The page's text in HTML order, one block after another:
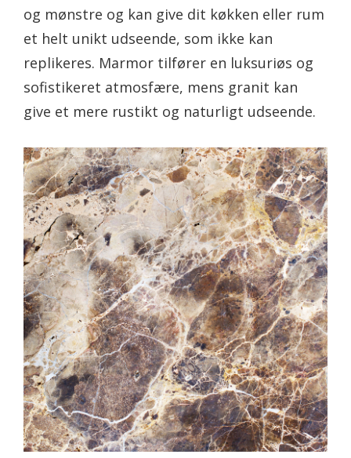
og mønstre og kan give dit køkken eller rum
et helt unikt udseende, som ikke kan
replikeres. Marmor tilfører en luksuriøs og
sofistikeret atmosfære, mens granit kan
give et mere rustikt og naturligt udseende.